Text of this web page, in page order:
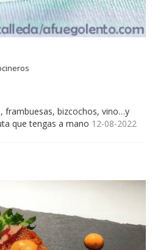
frambuesas, bizcochos, vino…y
que tengas a mano 12-08-2022